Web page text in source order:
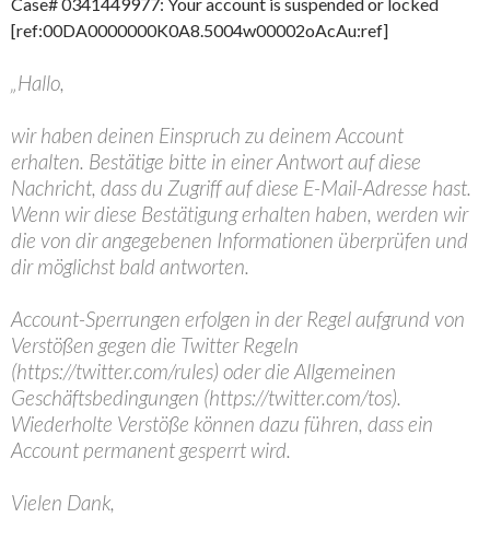
[ref:00DA0000000K0A8.5004w00002oAcAu:ref]
„Hallo,
wir haben deinen Einspruch zu deinem Account
erhalten. Bestätige bitte in einer Antwort auf diese
Nachricht, dass du Zugriff auf diese E-Mail-Adresse hast.
Wenn wir diese Bestätigung erhalten haben, werden wir
die von dir angegebenen Informationen überprüfen und
dir möglichst bald antworten.
Account-Sperrungen erfolgen in der Regel aufgrund von
Verstößen gegen die Twitter Regeln
(https://twitter.com/rules) oder die Allgemeinen
Geschäftsbedingungen (https://twitter.com/tos).
Wiederholte Verstöße können dazu führen, dass ein
Account permanent gesperrt wird.
Vielen Dank,